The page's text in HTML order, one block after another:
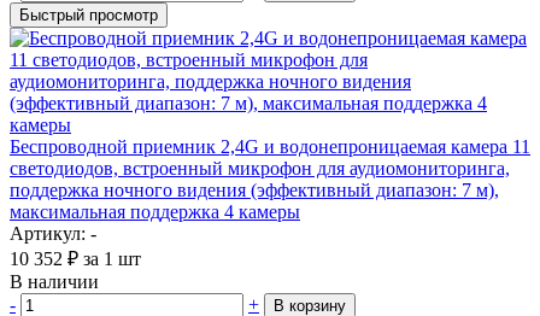
Быстрый просмотр
Беспроводной приемник 2,4G и водонепроницаемая камера 11
светодиодов, встроенный микрофон для аудиомониторинга,
поддержка ночного видения (эффективный диапазон: 7 м),
максимальная поддержка 4 камеры
Артикул: -
10 352 ₽ за 1 шт
В наличии
-
+ В корзину